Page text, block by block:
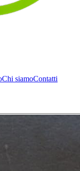
Chi siamoContatti